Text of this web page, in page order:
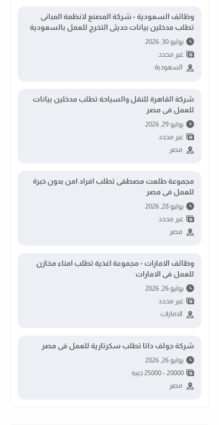
وظائف السعودية - شركة المصنع لانظمة المبانى
تطلب مدخلين بيانات حديثى التخرج للعمل بالسعودية
يوليو 30, 2026
غير محدد
السعودية
شركة القاهرة للنقل والسياحة تطلب مدخلين بيانات
للعمل فى مصر
يوليو 29, 2026
غير محدد
مصر
مجموعة طلعت مصطفى تطلب افراد امن بدون خبرة
للعمل فى مصر
يوليو 28, 2026
غير محدد
مصر
وظائف الامارات - مجموعة اغذية تطلب امناء مخازن
للعمل فى الامارات
يوليو 26, 2026
غير محدد
الامارات
شركة جولف داتا تطلب سكرتارية للعمل فى مصر
يوليو 26, 2026
20000 - 25000 جنيه
مصر